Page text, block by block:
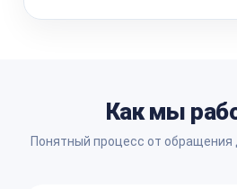
Как мы
Понятный процесс от обращения